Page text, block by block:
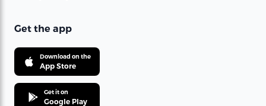
Get the app
Download on the
App Store
Get it on
Google Play